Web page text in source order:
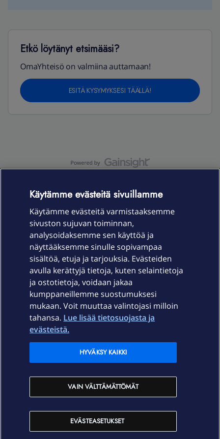
Etkö löytänyt etsimääsi?
OmaYhteisö on valmiina auttamaan!
ESITÄ KYSYMYKSESI TÄÄLLÄ!
Laitteet & liittymät
Palvelut
Ajankohtaista
Elisa Oyj
In English
Käytämme evästeitä sivuillamme
Käytämme evästeitä varmistaaksemme
sivuston sujuvan toiminnan,
analysoidaksemme sen käyttöä ja
näyttääksemme sinulle sopivampaa
sisältöä, etuja ja tarjouksia. Evästeiden
avulla kerättyjä tietoja, kuten selaintietoja
ja ostotietoja, voidaan jakaa
kumppaneillemme suostumuksesi
mukaan. Voit muuttaa valintojasi milloin
tahansa. Lue lisää tietosuojasta ja
evästeistä.
EVÄSTEASETUKSET
VAIN VÄLTTÄMÄTTÖMÄT
HYVÄKSY KAIKKI